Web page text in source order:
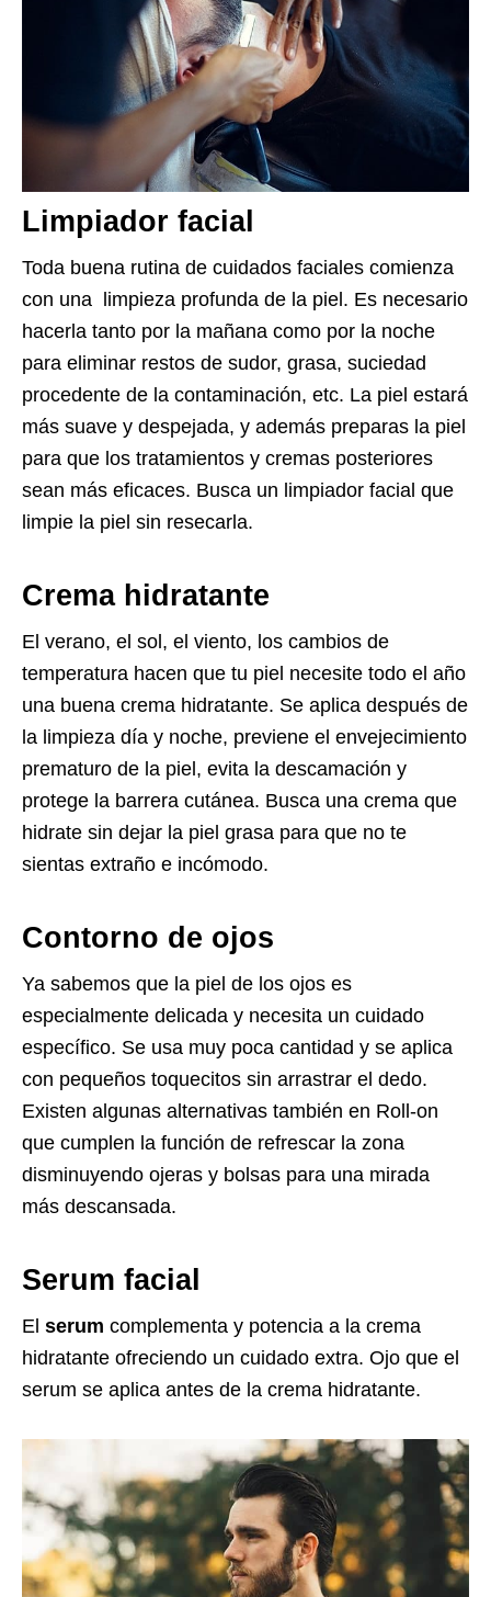
Limpiador facial
Toda buena rutina de cuidados faciales comienza
con una limpieza profunda de la piel. Es necesario
hacerla tanto por la mañana como por la noche
para eliminar restos de sudor, grasa, suciedad
procedente de la contaminación, etc. La piel estará
más suave y despejada, y además preparas la piel
para que los tratamientos y cremas posteriores
sean más eficaces. Busca un limpiador facial que
limpie la piel sin resecarla.
Crema hidratante
El verano, el sol, el viento, los cambios de
temperatura hacen que tu piel necesite todo el año
una buena crema hidratante. Se aplica después de
la limpieza día y noche, previene el envejecimiento
prematuro de la piel, evita la descamación y
protege la barrera cutánea. Busca una crema que
hidrate sin dejar la piel grasa para que no te
sientas extraño e incómodo.
Contorno de ojos
Ya sabemos que la piel de los ojos es
especialmente delicada y necesita un cuidado
específico. Se usa muy poca cantidad y se aplica
con pequeños toquecitos sin arrastrar el dedo.
Existen algunas alternativas también en Roll-on
que cumplen la función de refrescar la zona
disminuyendo ojeras y bolsas para una mirada
más descansada.
Serum facial
El serum complementa y potencia a la crema
hidratante ofreciendo un cuidado extra. Ojo que el
serum se aplica antes de la crema hidratante.